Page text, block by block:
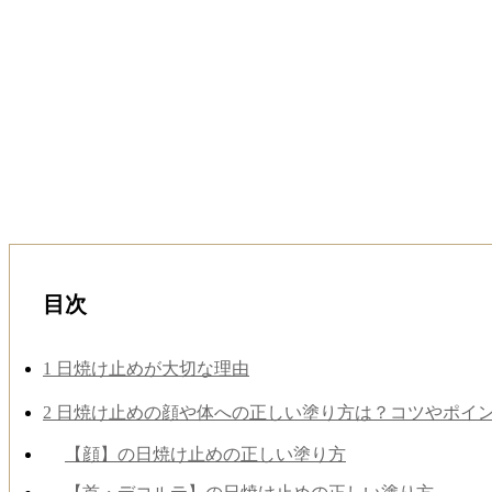
目次
1 日焼け止めが大切な理由
2 日焼け止めの顔や体への正しい塗り方は？コツやポイ
【顔】の日焼け止めの正しい塗り方